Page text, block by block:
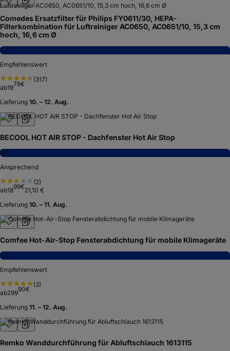
Comedes Ersatzfilter für Philips FY0611/30, HEPA-
Filterkombination für Luftreiniger AC0650, AC0651/10, 15,3 cm
hoch, 16,6 cm Ø
7,4
Empfehlenswert
(317)
ab1978€
Lieferung 10. – 12. Aug.
BECOOL HOT AIR STOP - Dachfenster Hot Air Stop
6,7
Ansprechend
(2)
ab1899€21,10 €
Lieferung 10. – 11. Aug.
Comfee Hot-Air-Stop Fensterabdichtung für mobile Klimageräte
7,4
Empfehlenswert
(3)
ab29990€
Lieferung 11. – 12. Aug.
Remko Wanddurchführung für Abluftschlauch 1613115